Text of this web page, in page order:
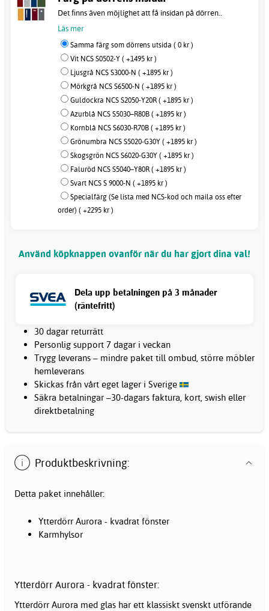
Det finns även möjlighet att få insidan på dörren..
Läs mer
Samma färg som dörrens utsida ( 0 kr )
Vit NCS S0502-Y ( +1495 kr )
Ljusgrå NCS S3000-N ( +1895 kr )
Mörkgrå NCS S6500-N ( +1895 kr )
Guldockra NCS S2050-Y20R ( +1895 kr )
Azurblå NCS S5030–R80B ( +1895 kr )
Kornblå NCS S6030-R70B ( +1895 kr )
Grönumbra NCS S5020-G30Y ( +1895 kr )
Skogsgrön NCS S6020-G30Y ( +1895 kr )
Faluröd NCS S5040–Y80R ( +1895 kr )
Svart NCS S 9000-N ( +1895 kr )
Specialfärg (Se lista med NCS-kod och maila oss efter
order) ( +2295 kr )
Använd köpknappen ovanför när du har gjort dina val!
Dela upp betalningen på 3 månader
(räntefritt)
30 dagar returrätt
Personlig support 7 dagar i veckan
Trygg leverans – mindre paket till ombud, större möbler
hemleverans
Skickas från vårt eget lager i Sverige
Säkra betalningar –30-dagars faktura, kort, swish eller
direktbetalning
Produktbeskrivning:
Detta paket innehåller:
Ytterdörr Aurora - kvadrat fönster
Karmhylsor
Ytterdörr Aurora - kvadrat fönster:
Ytterdörr Aurora med glas har ett klassiskt svenskt utförande